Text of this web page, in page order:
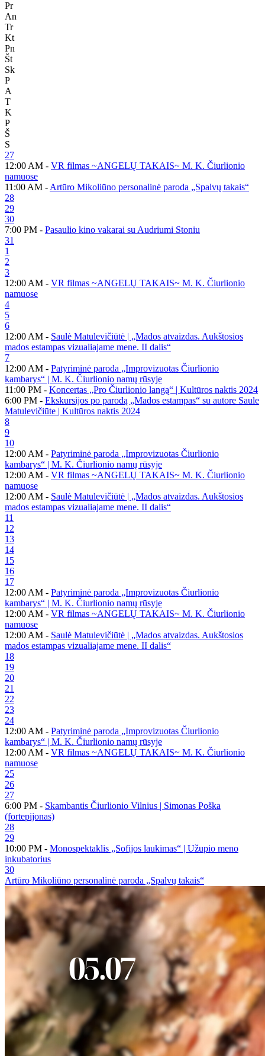
Pr
An
Tr
Kt
Pn
Št
Sk
P
A
T
K
P
Š
S
27
12:00 AM - VR filmas ~ANGELŲ TAKAIS~ M. K. Čiurlionio
namuose
11:00 AM - Artūro Mikoliūno personalinė paroda „Spalvų takais“
28
29
30
7:00 PM - Pasaulio kino vakarai su Audriumi Stoniu
31
1
2
3
12:00 AM - VR filmas ~ANGELŲ TAKAIS~ M. K. Čiurlionio
namuose
4
5
6
12:00 AM - Saulė Matulevičiūtė | „Mados atvaizdas. Aukštosios
mados estampas vizualiajame mene. II dalis“
7
12:00 AM - Patyriminė paroda „Improvizuotas Čiurlionio
kambarys“ | M. K. Čiurlionio namų rūsyje
11:00 PM - Koncertas „Pro Čiurlionio langą“ | Kultūros naktis 2024
6:00 PM - Ekskursijos po parodą „Mados estampas“ su autore Saule
Matulevičiūte | Kultūros naktis 2024
8
9
10
12:00 AM - Patyriminė paroda „Improvizuotas Čiurlionio
kambarys“ | M. K. Čiurlionio namų rūsyje
12:00 AM - VR filmas ~ANGELŲ TAKAIS~ M. K. Čiurlionio
namuose
12:00 AM - Saulė Matulevičiūtė | „Mados atvaizdas. Aukštosios
mados estampas vizualiajame mene. II dalis“
11
12
13
14
15
16
17
12:00 AM - Patyriminė paroda „Improvizuotas Čiurlionio
kambarys“ | M. K. Čiurlionio namų rūsyje
12:00 AM - VR filmas ~ANGELŲ TAKAIS~ M. K. Čiurlionio
namuose
12:00 AM - Saulė Matulevičiūtė | „Mados atvaizdas. Aukštosios
mados estampas vizualiajame mene. II dalis“
18
19
20
21
22
23
24
12:00 AM - Patyriminė paroda „Improvizuotas Čiurlionio
kambarys“ | M. K. Čiurlionio namų rūsyje
12:00 AM - VR filmas ~ANGELŲ TAKAIS~ M. K. Čiurlionio
namuose
25
26
27
6:00 PM - Skambantis Čiurlionio Vilnius | Simonas Poška
(fortepijonas)
28
29
10:00 PM - Monospektaklis „Sofijos laukimas“ | Užupio meno
inkubatorius
30
Artūro Mikoliūno personalinė paroda „Spalvų takais“